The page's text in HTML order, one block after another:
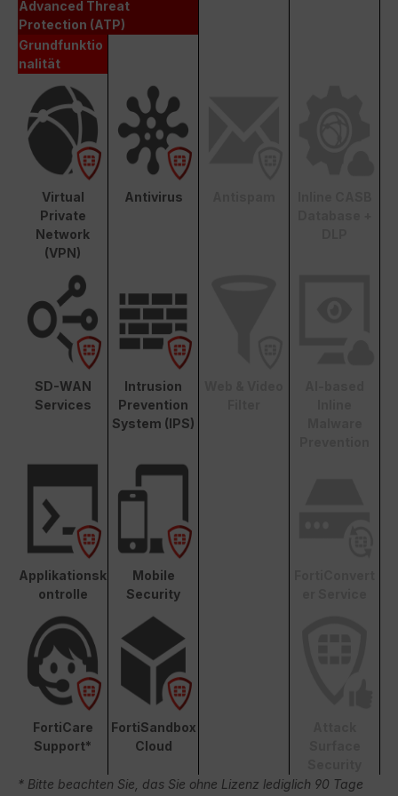
Advanced Threat
Protection (ATP)
Grundfunktio
nalität
Virtual
Private
Network
(VPN)
Antivirus
SD-WAN
Services
Intrusion
Prevention
System (IPS)
Applikationsk
ontrolle
Mobile
Security
FortiCare
Support*
FortiSandbox
Cloud
* Bitte beachten Sie, das Sie ohne Lizenz lediglich 90 Tage